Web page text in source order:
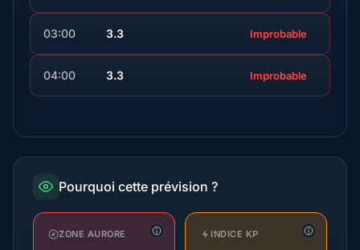
03:00 3.3 Improbable
04:00 3.3 Improbable
Pourquoi cette prévision ?
ZONE AURORE INDICE KP